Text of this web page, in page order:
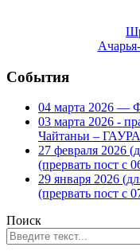
События
04 марта 2026 —
03 марта 2026 -
Чайтаньи –
27 февраля 2026
(прервать пост с
29 января 2026
(прервать пост с
Поиск